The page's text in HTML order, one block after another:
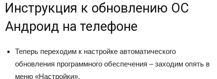
Инструкция к обновлению ОС
Андроид на телефоне
Теперь переходим к настройке автоматического
обновления программного обеспечения – заходим опять в
меню «Настройки».